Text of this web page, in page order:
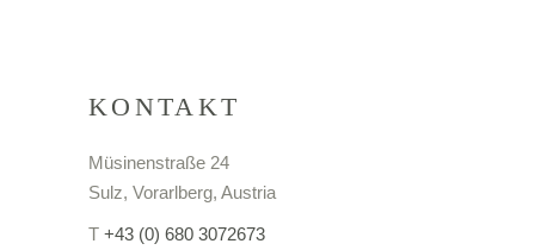
KONTAKT
Müsinenstraße 24
Sulz, Vorarlberg, Austria
T +43 (0) 680 3072673